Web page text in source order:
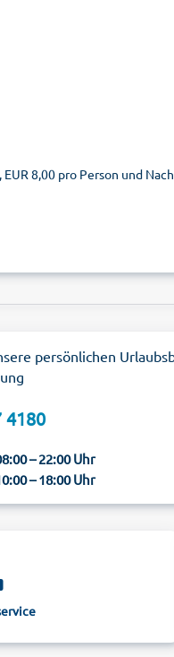
8,00 pro Person und
persönlichen
4180
– 22:00 Uhr
– 18:00 Uhr